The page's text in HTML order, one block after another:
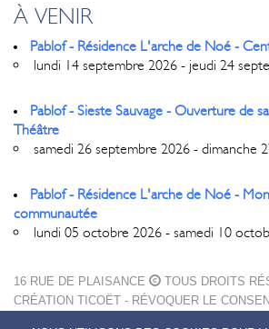
À VENIR
Pablof - Résidence L'arche de Noé -
lundi 14 septembre 2026 - jeudi 24
Pablof - Sieste Sauvage - Ouverture de
Théâtre
samedi 26 septembre 2026 - dimanche
Pablof - Résidence L'arche de Noé -
communautée
lundi 05 octobre 2026 - samedi 10
16 RUE DE PLAISANCE
TOUS DROITS
CRÉATION TICOËT - RÉVOQUER LE